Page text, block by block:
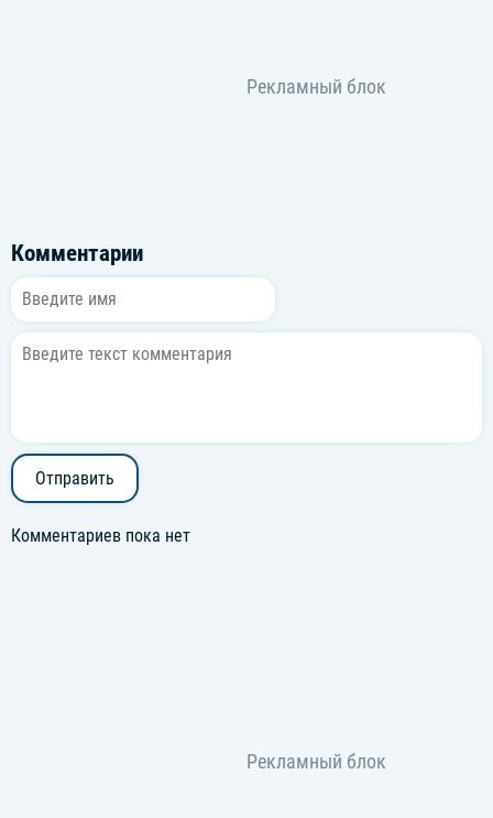
Комментарии
Отправить
Комментариев пока нет